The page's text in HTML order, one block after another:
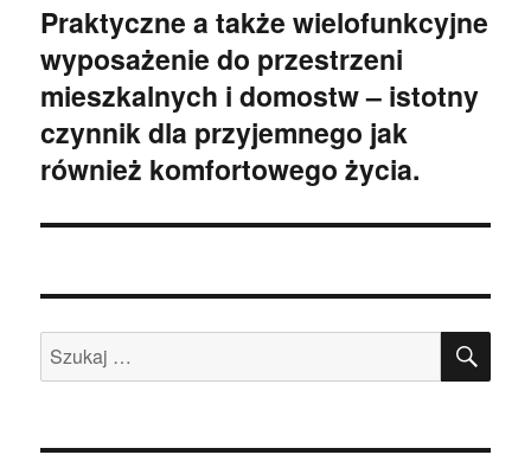
Następny
wpis:
Praktyczne a także wielofunkcyjne
wyposażenie do przestrzeni
mieszkalnych i domostw – istotny
czynnik dla przyjemnego jak
również komfortowego życia.
Szukaj: